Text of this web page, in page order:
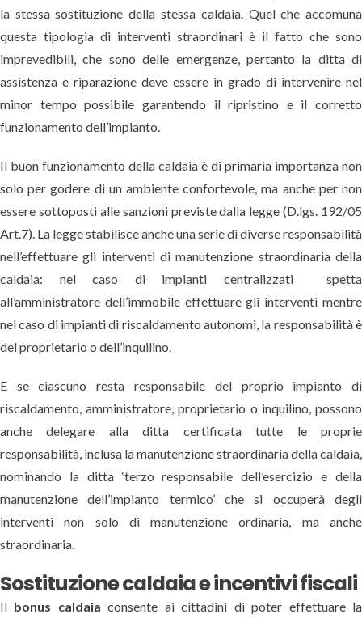
la stessa sostituzione della stessa caldaia. Quel che accomuna
questa tipologia di interventi straordinari è il fatto che sono
imprevedibili, che sono delle emergenze, pertanto la ditta di
assistenza e riparazione deve essere in grado di intervenire nel
minor tempo possibile garantendo il ripristino e il corretto
funzionamento dell’impianto.
Il buon funzionamento della caldaia è di primaria importanza non
solo per godere di un ambiente confortevole, ma anche per non
essere sottoposti alle sanzioni previste dalla legge (D.lgs. 192/05
Art.7). La legge stabilisce anche una serie di diverse responsabilità
nell’effettuare gli interventi di manutenzione straordinaria della
caldaia: nel caso di impianti centralizzati spetta
all’amministratore dell’immobile effettuare gli interventi mentre
nel caso di impianti di riscaldamento autonomi, la responsabilità è
del proprietario o dell’inquilino.
E se ciascuno resta responsabile del proprio impianto di
riscaldamento, amministratore, proprietario o inquilino, possono
anche delegare alla ditta certificata tutte le proprie
responsabilità, inclusa la manutenzione straordinaria della caldaia,
nominando la ditta ‘terzo responsabile dell’esercizio e della
manutenzione dell’impianto termico’ che si occuperà degli
interventi non solo di manutenzione ordinaria, ma anche
straordinaria.
Sostituzione caldaia e incentivi fiscali
Il bonus caldaia consente ai cittadini di poter effettuare la